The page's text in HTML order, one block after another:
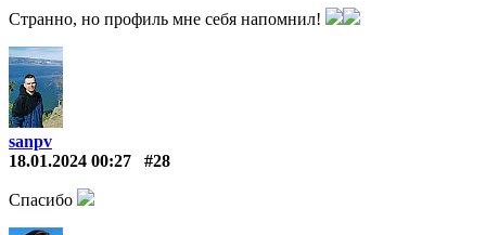
Странно, но профиль мне себя напомнил!
sanpv
18.01.2024 00:27
#28
Спасибо